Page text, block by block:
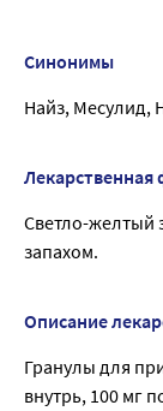
Синонимы
Найз, Месулид,
Лекарственная
Светло-желтый
запахом.
Описание
Гранулы для
внутрь, 100 мг